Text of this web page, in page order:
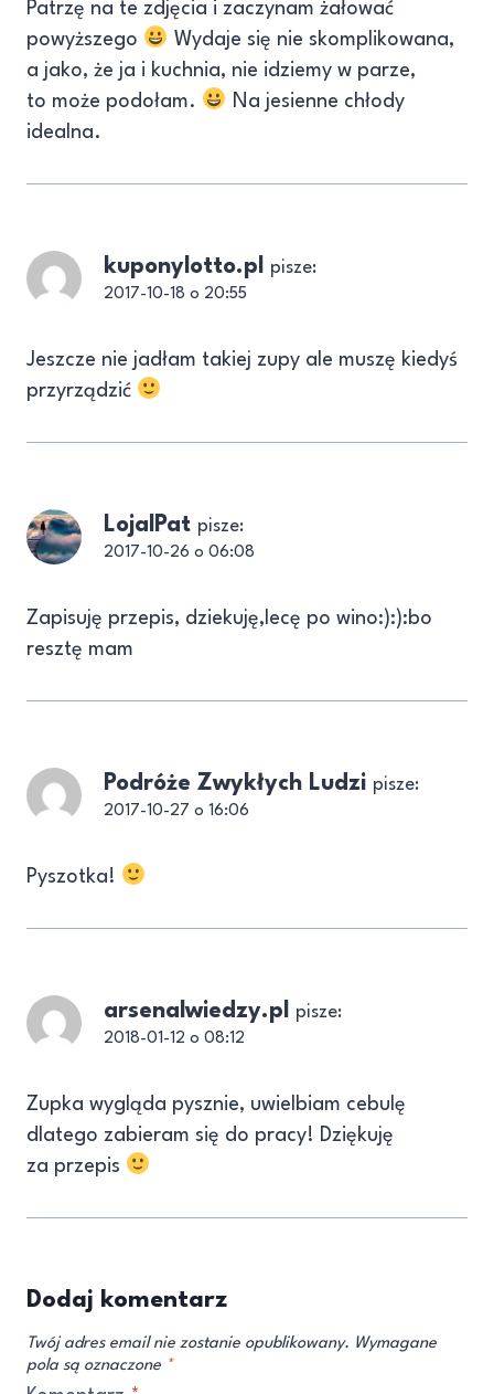
Patrzę na te zdjęcia i zaczynam żałować
powyższego
Wydaje się nie skomplikowana,
a jako, że ja i kuchnia, nie idziemy w parze,
to może podołam.
Na jesienne chłody
idealna.
kuponylotto.pl pisze:
2017-10-18 o 20:55
Jeszcze nie jadłam takiej zupy ale muszę kiedyś
przyrządzić
LojalPat pisze:
2017-10-26 o 06:08
Zapisuję przepis, dziekuję,lecę po wino:):):bo
resztę mam
Podróże Zwykłych Ludzi pisze:
2017-10-27 o 16:06
Pyszotka!
arsenalwiedzy.pl pisze:
2018-01-12 o 08:12
Zupka wygląda pysznie, uwielbiam cebulę
dlatego zabieram się do pracy! Dziękuję
za przepis
Dodaj komentarz
Twój adres email nie zostanie opublikowany. Wymagane
pola są oznaczone *